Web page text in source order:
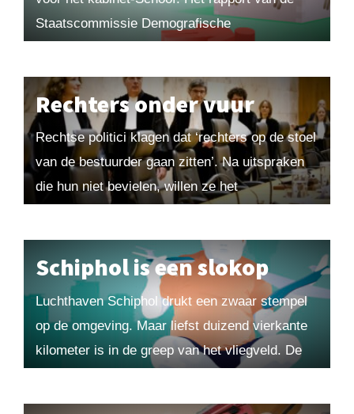
Staatscommissie Demografische
Rechters onder vuur
Rechtse politici klagen dat ‘rechters op de stoel
van de bestuurder gaan zitten’. Na uitspraken
die hun niet bevielen, willen ze het
Schiphol is een slokop
Luchthaven Schiphol drukt een zwaar stempel
op de omgeving. Maar liefst duizend vierkante
kilometer is in de greep van het vliegveld. De